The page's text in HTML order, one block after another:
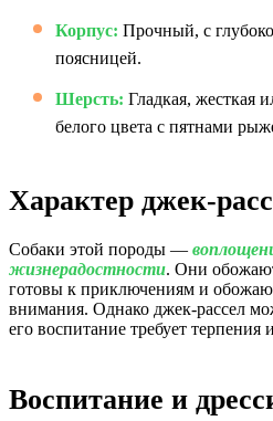
Корпус: Прочный, с
поясницей.
Шерсть: Гладкая, жесткая
белого цвета с пятнами
Характер джек-
Собаки этой породы —
жизнерадостности. Они
готовы к приключениям и
внимания. Однако джек-рассел
его воспитание требует терпения
Воспитание и